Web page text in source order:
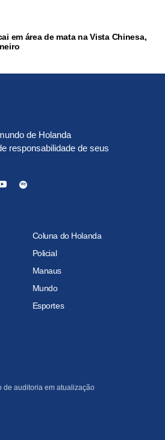
em área de mata na Vista Chinesa,
de Holanda
responsabilidade de seus
Coluna do Holanda
Policial
Manaus
Mundo
Esportes
de auditoria em atualização